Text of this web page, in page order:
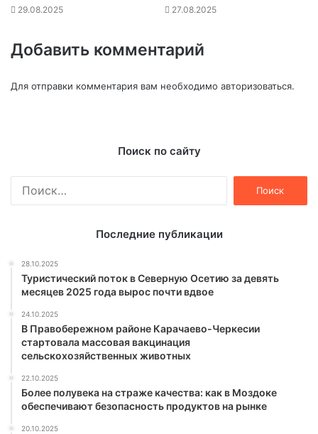
29.08.2025 27.08.2025
Добавить комментарий
Для отправки комментария вам необходимо авторизоваться.
Поиск по сайту
Последние публикации
28.10.2025
Туристический поток в Северную Осетию за девять
месяцев 2025 года вырос почти вдвое
24.10.2025
В Правобережном районе Карачаево-Черкесии
стартовала массовая вакцинация
сельскохозяйственных животных
22.10.2025
Более полувека на страже качества: как в Моздоке
обеспечивают безопасность продуктов на рынке
20.10.2025